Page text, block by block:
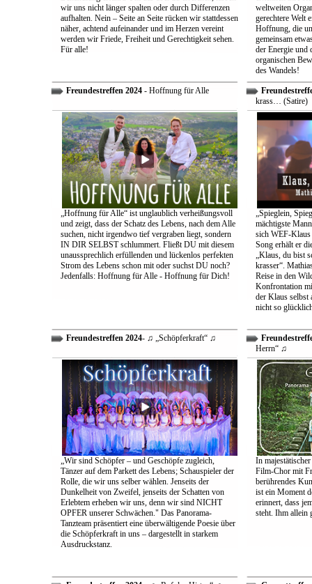
wir uns nicht länger spalten oder durch Differenzen
aufhalten. Nein – Seite an Seite rücken wir stattdessen
näher, achtend aufeinander und im Herzen vereint
werden wir Friede, Freiheit und Gerechtigkeit sehen.
Für alle!
weltweiten
gerechtere Welt
Hoffnung, die
gemeinsam
der Energie und
organischen
des Wandels!
Freundestreffen 2024- Hoffnung für Alle
„Hoffnung für Alle“ ist unglaublich verheißungsvoll
und zeigt, dass der Schatz des Lebens, nach dem Alle
suchen, nicht irgendwo tief vergraben liegt, sondern
IN DIR SELBST schlummert. Fließt DU mit diesem
unaussprechlich erfüllenden und lückenlos perfekten
Strom des Lebens schon mit oder suchst DU noch?
Jedenfalls: Hoffnung für Alle - Hoffnung für Dich!
krass… (Satire)
„Spieglein,
mächtigste
sich WEF-Klaus
Song erhält er
„Klaus, du bist
krasser“.
Reise in den
Konfrontation
der Klaus
nicht so
Freundestreffen 2024- ♫ „Schöpferkraft“ ♫
„Wir sind Schöpfer – und Geschöpfe zugleich,
Tänzer auf dem Parkett des Lebens; Schauspieler der
Rolle, die wir uns selber wählen. Jenseits der
Dunkelheit von Zweifel, jenseits der Schatten von
Erlebtem erheben wir uns, denn wir sind NICHT
OPFER unserer Schwächen." Das Panorama-
Tanzteam präsentiert eine überwältigende Poesie über
die Schöpferkraft in uns – dargestellt in starkem
Ausdruckstanz.
Herrn“ ♫
In
Film-Chor mit
berührendes
ist ein Moment
erinnert, dass
steht. Ihm allein